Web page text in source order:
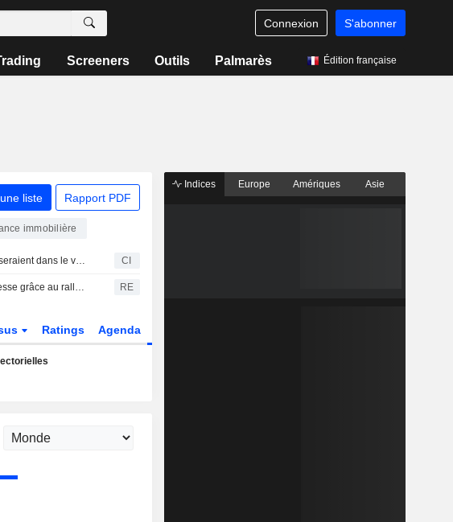
Connexion S'abonner
Screeners Outils Palmarès Édition française
liste Rapport PDF
immobilière
IAG et Suncorp seraient dans le viseur de Tokio Marine pour une opération à 20 milliards de dollars CI
Le Nikkei progresse grâce au rallye de l'IA, tandis que l'espoir d'un pivot des fonds de pension soutient le yen et les obligations RE
Ratings Agenda
Indices Europe Amériques Asie